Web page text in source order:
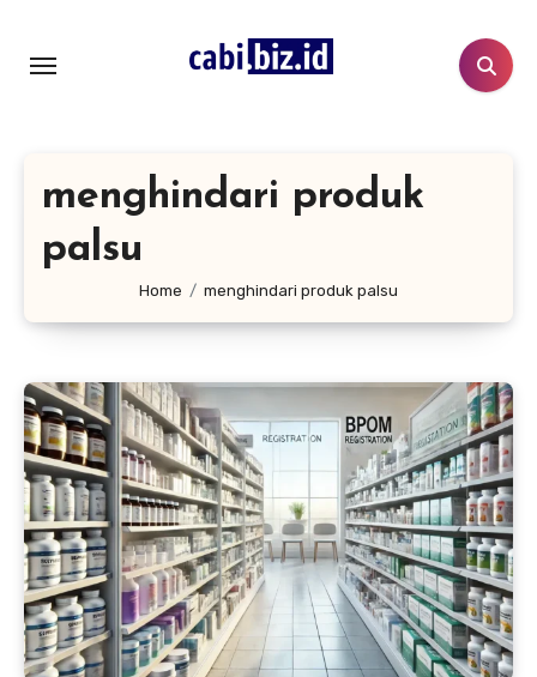
konten
menghindari produk
palsu
Home menghindari produk palsu